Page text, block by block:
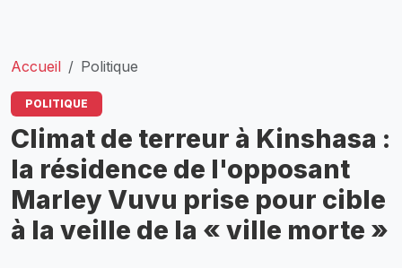
Accueil Politique
POLITIQUE
Climat de terreur à Kinshasa :
la résidence de l'opposant
Marley Vuvu prise pour cible
à la veille de la « ville morte »